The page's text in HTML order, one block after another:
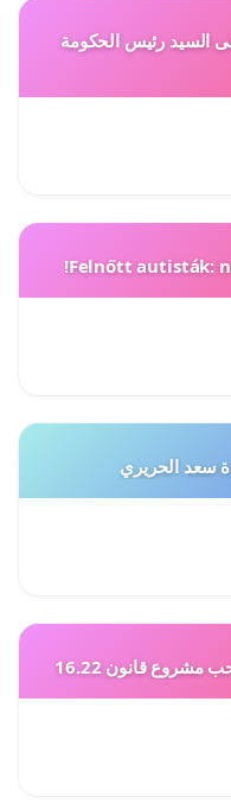
السيد رئيس الحكومة
Felnőtt autisták:
سعد الحريري
قانون 16.22